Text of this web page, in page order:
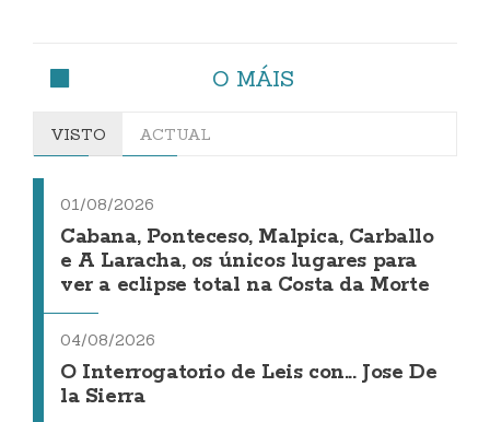
O MÁIS
VISTO ACTUAL
01/08/2026
Cabana, Ponteceso, Malpica, Carballo
e A Laracha, os únicos lugares para
ver a eclipse total na Costa da Morte
04/08/2026
O Interrogatorio de Leis con... Jose De
la Sierra